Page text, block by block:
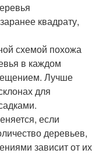
квадрату,
схемой похожа
в каждом
Лучше
для
если
деревьев,
зависит от их